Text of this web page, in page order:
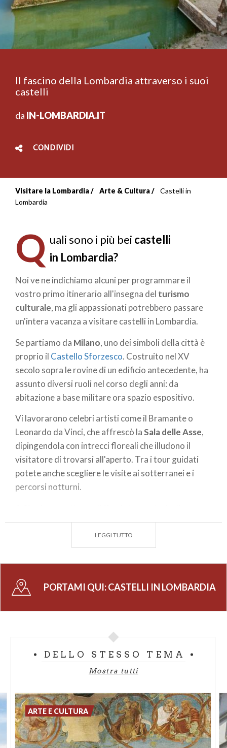
Il fascino della Lombardia attraverso i suoi
castelli
da IN-LOMBARDIA.IT
CONDIVIDI
Briciole
pane
Visitare la Lombardia Arte & Cultura
Castelli in
Lombardia
Q uali sono i più bei castelli
in Lombardia?
Noi ve ne indichiamo alcuni per programmare il
vostro primo itinerario all'insegna del turismo
culturale, ma gli appassionati potrebbero passare
un'intera vacanza a visitare castelli in Lombardia.
Se partiamo da Milano, uno dei simboli della città è
proprio il Castello Sforzesco. Costruito nel XV
secolo sopra le rovine di un edificio antecedente, ha
assunto diversi ruoli nel corso degli anni: da
abitazione a base militare ora spazio espositivo.
Vi lavorarono celebri artisti come il Bramante o
Leonardo da Vinci, che affrescò laSala delle Asse,
dipingendola con intrecci floreali che illudono il
visitatore di trovarsi all'aperto. Tra i tour guidati
potete anche scegliere le visite ai sotterranei e i
percorsi notturni.
Brescia, troviamo laRocca Scaligerauna rara
testimonianza di fortificazione destinata ad uso
portuale che ospitava la flotta. Potrete passeggiare
lungo le mura e, dal punto panoramico offerto dalla
torre, ammirare le acque che ne lambiscono tutti i
lati.
AVigevano, nella parte alta del paese, sorgeuno
Destinato ad essere
contemporaneamente baluardo bellico
e residenza, risale all'età longobarda. Attualmente
Museo internazionale della Calzaturaal primo
piano.
Questi sono solo dei suggerimenti per il vostro
viaggio dedicato al turismo culturale, ma continuate
LEGGI TUTTO
PORTAMI QUI:CASTELLI IN LOMBARDIA
DELLO STESSO TEMA
Mostra tutti
ARTE E CULTURA